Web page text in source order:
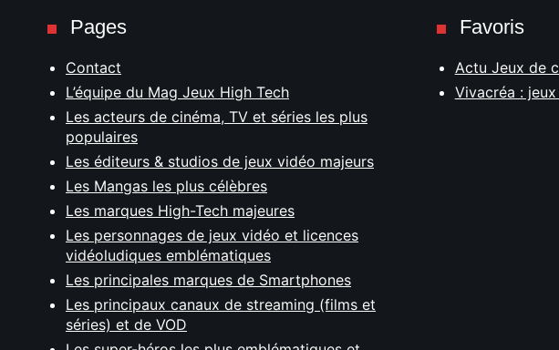
Pages
Contact
L’équipe du Mag Jeux High Tech
Les acteurs de cinéma, TV et séries les plus
populaires
Les éditeurs & studios de jeux vidéo majeurs
Les Mangas les plus célèbres
Les marques High-Tech majeures
Les personnages de jeux vidéo et licences
vidéoludiques emblématiques
Les principales marques de Smartphones
Les principaux canaux de streaming (films et
séries) et de VOD
Favoris
Actu Jeux de
Vivacréa :